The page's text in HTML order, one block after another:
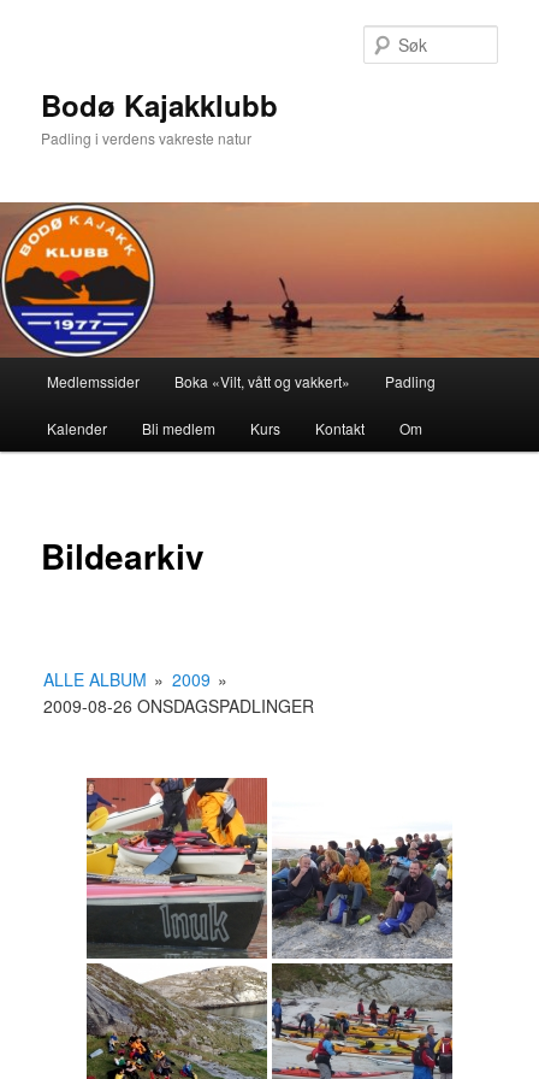
Bodø Kajakklubb
Padling i verdens vakreste natur
Medlemssider Boka «Vilt, vått og vakkert» Padling
Kalender Bli medlem Kurs Kontakt Om
Bildearkiv
ALLE ALBUM » 2009 »
2009-08-26 ONSDAGSPADLINGER